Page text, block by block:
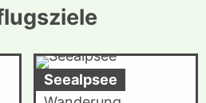
Seealpsee